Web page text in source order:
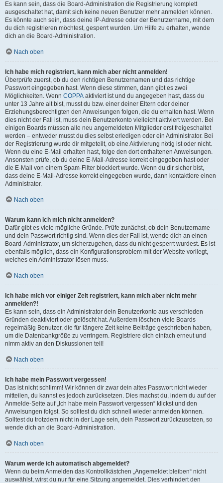
Es kann sein, dass die Board-Administration die Registrierung komplett
ausgeschaltet hat, damit sich keine neuen Benutzer mehr anmelden können.
Es könnte auch sein, dass deine IP-Adresse oder der Benutzername, mit dem
du dich registrieren möchtest, gesperrt wurden. Um Hilfe zu erhalten, wende
dich an die Board-Administration.
Nach oben
Ich habe mich registriert, kann mich aber nicht anmelden!
Überprüfe zuerst, ob du den richtigen Benutzernamen und das richtige
Passwort eingegeben hast. Wenn diese stimmen, dann gibt es zwei
Möglichkeiten. Wenn COPPA aktiviert ist und du angegeben hast, dass du
unter 13 Jahre alt bist, musst du bzw. einer deiner Eltern oder deiner
Erziehungsberechtigten den Anweisungen folgen, die du erhalten hast. Wenn
dies nicht der Fall ist, muss dein Benutzerkonto vielleicht aktiviert werden. Bei
einigen Boards müssen alle neu angemeldeten Mitglieder erst freigeschaltet
werden – entweder musst du dies selbst erledigen oder ein Administrator. Bei
der Registrierung wurde dir mitgeteilt, ob eine Aktivierung nötig ist oder nicht.
Wenn du eine E-Mail erhalten hast, folge den dort enthaltenen Anweisungen.
Ansonsten prüfe, ob du deine E-Mail-Adresse korrekt eingegeben hast oder
die E-Mail von einem Spam-Filter blockiert wurde. Wenn du dir sicher bist,
dass deine E-Mail-Adresse korrekt eingegeben wurde, dann kontaktiere einen
Administrator.
Nach oben
Warum kann ich mich nicht anmelden?
Dafür gibt es viele mögliche Gründe. Prüfe zunächst, ob dein Benutzername
und dein Passwort richtig sind. Wenn dies der Fall ist, wende dich an einen
Board-Administrator, um sicherzugehen, dass du nicht gesperrt wurdest. Es ist
ebenfalls möglich, dass ein Konfigurationsproblem mit der Website vorliegt,
welches ein Administrator lösen muss.
Nach oben
Ich habe mich vor einiger Zeit registriert, kann mich aber nicht mehr
anmelden?!
Es kann sein, dass ein Administrator dein Benutzerkonto aus verschieden
Gründen deaktiviert oder gelöscht hat. Außerdem löschen viele Boards
regelmäßig Benutzer, die für längere Zeit keine Beiträge geschrieben haben,
um die Datenbankgröße zu verringern. Registriere dich einfach erneut und
nimm aktiv an den Diskussionen teil!
Nach oben
Ich habe mein Passwort vergessen!
Das ist nicht schlimm! Wir können dir zwar dein altes Passwort nicht wieder
mitteilen, du kannst es jedoch zurücksetzen. Dies machst du, indem du auf der
Anmelde-Seite auf „Ich habe mein Passwort vergessen“ klickst und den
Anweisungen folgst. So solltest du dich schnell wieder anmelden können.
Solltest du trotzdem nicht in der Lage sein, dein Passwort zurückzusetzen, so
wende dich an die Board-Administration.
Nach oben
Warum werde ich automatisch abgemeldet?
Wenn du beim Anmelden das Kontrollkästchen „Angemeldet bleiben“ nicht
auswählst, wirst du nur für eine Sitzung angemeldet. Dies verhindert den